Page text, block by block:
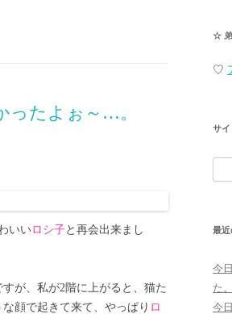
ったよぉ～…。
いいロシ子と再会出来まし
が、私が2階に上がると、猫た
な顔で起きて来て、やっぱり ロ
☆ 弟
♡
サイ
索:
最近
今
た
今